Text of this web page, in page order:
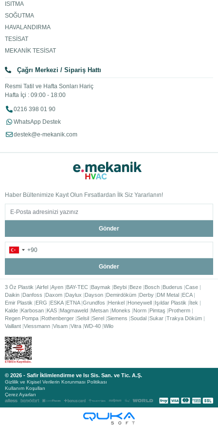
ISITMA
SOĞUTMA
HAVALANDIRMA
TESİSAT
MEKANİK TESİSAT
Çağrı Merkezi / Sipariş Hattı
Resmi Tatil ve Hafta Sonları Hariç
Hafta İçi : 09:00 - 18:00
0216 398 01 90
WhatsApp Destek
destek@e-mekanik.com
Haber Bültenimize Kayıt Olun Fırsatlardan İlk Siz Yararlanın!
Gönder
Gönder
3 Öz Plastik Airfel Ayen BAY-TEC Baymak Beybi Beze Bosch Buderus Case
Daikin Danfoss Daxom Daylux Dayson Demirdöküm Derby DM Metal ECA
Emir Plastik
ERG ESKA ETNA Grundfos Henkel Honeywell Işıldar Plastik
İtek
Kalde Karbosan KAS Magmaweld Metsan Moneks Norm Pimtaş
Protherm
Regen Pompa Rothenberger Selsil Serel Siemens Soudal Sukar Trakya Döküm
Vaillant Viessmann Visam Vitra WD-40 Wilo
© 2026 - Safir İklimlendirme ve Isı Sis. San. ve Tic. A.Ş.
Gizlilik ve Kişisel Verilerin Korunması Politikası
Kullanım Koşulları
Çerez Ayarları